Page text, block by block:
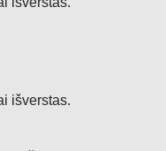
išverstas.